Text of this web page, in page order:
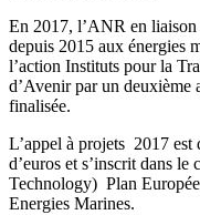
En 2017, l’ANR en
depuis 2015 aux énergies
l’action Instituts pour la
d’Avenir par un deuxième
finalisée.
L’appel à projets 2017 est
d’euros et s’inscrit dans
Technology) Plan
Energies Marines.